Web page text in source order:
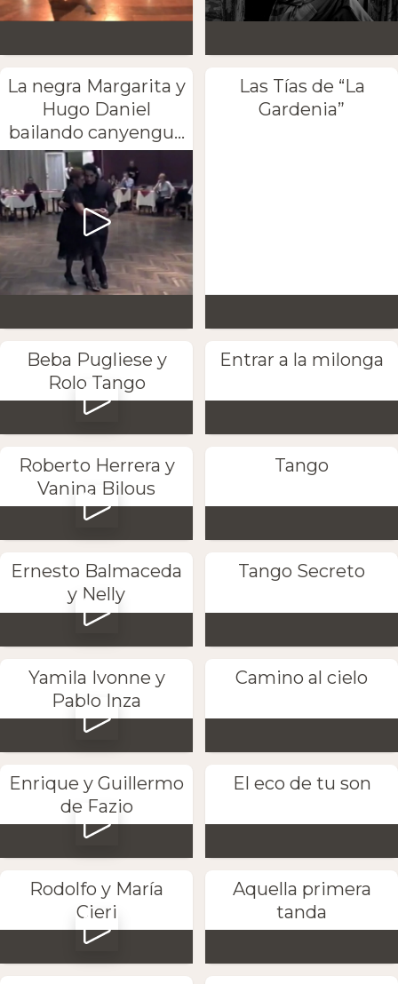
La negra Margarita y
Hugo Daniel
bailando canyengu...
Las Tías de “La
Gardenia”
Beba Pugliese y
Rolo Tango
Entrar a la milonga
Roberto Herrera y
Vanina Bilous
Tango
Ernesto Balmaceda
y Nelly
Tango Secreto
Yamila Ivonne y
Pablo Inza
Camino al cielo
Enrique y Guillermo
de Fazio
El eco de tu son
Rodolfo y María
Cieri
Aquella primera
tanda